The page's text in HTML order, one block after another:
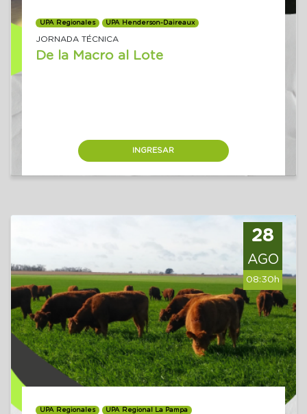
UPA Regionales UPA Henderson-Daireaux
JORNADA TÉCNICA
De la Macro al Lote
INGRESAR
28
AGO
08:30h
UPA Regionales UPA Regional La Pampa